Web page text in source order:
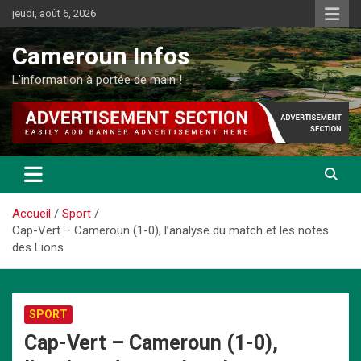
Aller
au
contenu
jeudi, août 6, 2026
Cameroun Infos
L'information à portée de main !
Accueil
Sport
Cap-Vert – Cameroun (1-0), l’analyse du match et les notes
des Lions
SPORT
Cap-Vert – Cameroun (1-0),